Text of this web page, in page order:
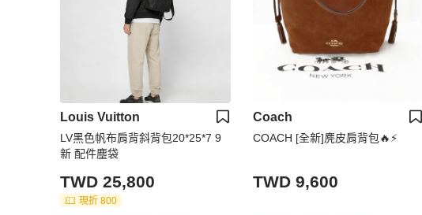
Louis Vuitton
LV黑色帆布肩背斜背包20*25*7 9
新 配件塵袋
TWD 25,800
現折 800
Coach
COACH [全新]麂皮肩背包🔥⚡️
TWD 9,600